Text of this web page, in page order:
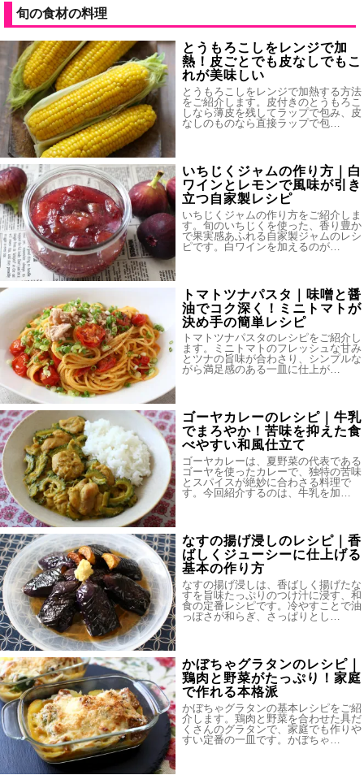
旬の食材の料理
とうもろこしをレンジで加
熱！皮ごとでも皮なしでもこ
れが美味しい
とうもろこしをレンジで加熱する方法
をご紹介します。皮付きのとうもろこ
しなら薄皮を残してラップで包み、皮
なしのものなら直接ラップで包…
いちじくジャムの作り方｜白
ワインとレモンで風味が引き
立つ自家製レシピ
いちじくジャムの作り方をご紹介しま
す。旬のいちじくを使った、香り豊か
で果実感あふれる自家製ジャムのレシ
ピです。白ワインを加えるのが…
トマトツナパスタ｜味噌と醤
油でコク深く！ミニトマトが
決め手の簡単レシピ
トマトツナパスタのレシピをご紹介し
ます。ミニトマトのフレッシュな甘み
とツナの旨味が合わさり、シンプルな
がら満足感のある一皿に仕上が…
ゴーヤカレーのレシピ｜牛乳
でまろやか！苦味を抑えた食
べやすい和風仕立て
ゴーヤカレーは、夏野菜の代表である
ゴーヤを使ったカレーで、独特の苦味
とスパイスが絶妙に合わさる料理で
す。今回紹介するのは、牛乳を加…
なすの揚げ浸しのレシピ｜香
ばしくジューシーに仕上げる
基本の作り方
なすの揚げ浸しは、香ばしく揚げたな
すを旨味たっぷりのつけ汁に浸す、和
食の定番レシピです。冷やすことで油
っぽさが和らぎ、さっぱりとし…
かぼちゃグラタンのレシピ｜
鶏肉と野菜がたっぷり！家庭
で作れる本格派
かぼちゃグラタンの基本レシピをご紹
介します。鶏肉と野菜を合わせた具だ
くさんのグラタンで、家庭でも作りや
すい定番の一皿です。かぼちゃ…